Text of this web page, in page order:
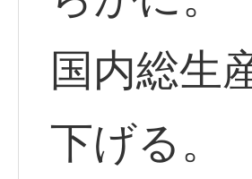
国内総生
下げる。